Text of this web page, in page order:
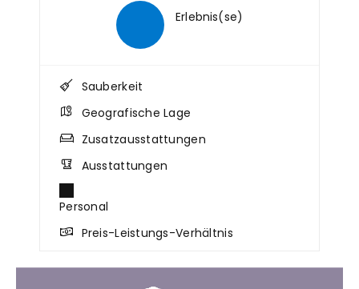
Erlebnis(se)
Sauberkeit
Geografische Lage
Zusatzausstattungen
Ausstattungen
Personal
Preis-Leistungs-Verhältnis